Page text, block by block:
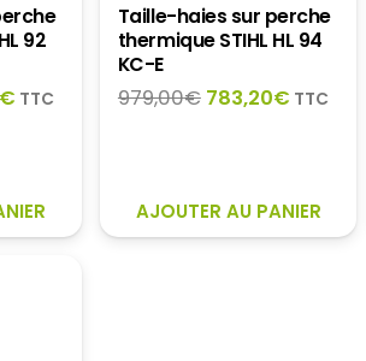
92
€ Le
743,20€.
TTC
Taille-haies sur perche
thermique STIHL HL 94
KC-E
979,00€ Le
979,00€.
783,20€Le
783,20€.
TTC
AJOUTER AU PANIER